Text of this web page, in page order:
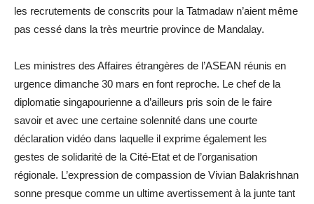
les recrutements de conscrits pour la Tatmadaw n’aient même
pas cessé dans la très meurtrie province de Mandalay.
Les ministres des Affaires étrangères de l’ASEAN réunis en
urgence dimanche 30 mars en font reproche. Le chef de la
diplomatie singapourienne a d’ailleurs pris soin de le faire
savoir et avec une certaine solennité dans une courte
déclaration vidéo dans laquelle il exprime également les
gestes de solidarité de la Cité-Etat et de l’organisation
régionale. L’expression de compassion de Vivian Balakrishnan
sonne presque comme un ultime avertissement à la junte tant